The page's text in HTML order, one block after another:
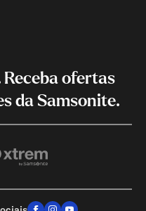
ofertas
da Samsonite.